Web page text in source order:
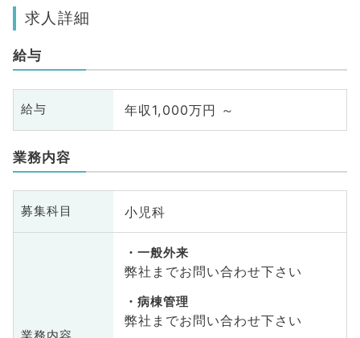
求人詳細
給与
給与 年収1,000万円 ～
業務内容
募集科目 小児科
一般外来
弊社までお問い合わせ下さい
病棟管理
弊社までお問い合わせ下さい